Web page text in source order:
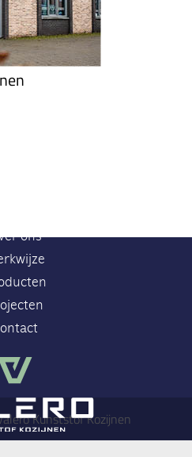
ons
Kunststof Kozijnen